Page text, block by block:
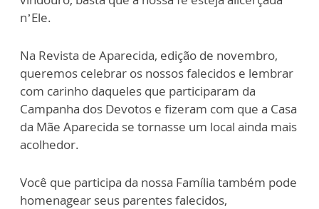
n’Ele.
Na Revista de Aparecida, edição de novembro,
queremos celebrar os nossos falecidos e lembrar
com carinho daqueles que participaram da
Campanha dos Devotos e fizeram com que a Casa
da Mãe Aparecida se tornasse um local ainda mais
acolhedor.
Você que participa da nossa Família também pode
homenagear seus parentes falecidos,